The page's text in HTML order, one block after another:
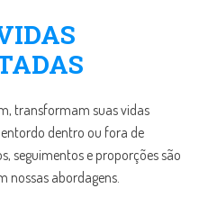
transformam suas vidas
dentro ou fora de
seguimentos e proporções são
nossas abordagens.